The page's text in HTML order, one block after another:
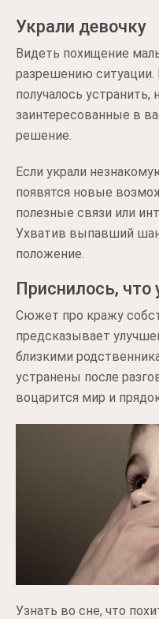
Украли девочку
Видеть похищение
разрешению ситуации.
получалось устранить,
заинтересованные в
решение.
Если украли
появятся новые
полезные связи или
Ухватив выпавший
положение.
Приснилось, что
Сюжет про кражу
предсказывает
близкими
устранены после
воцарится мир и
Узнать во сне, что